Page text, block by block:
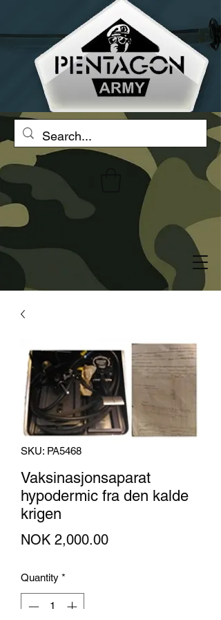
SKU: PA5468
Vaksinasjonsaparat
hypodermic fra den kalde
krigen
NOK 2,000.00Price
Quantity *